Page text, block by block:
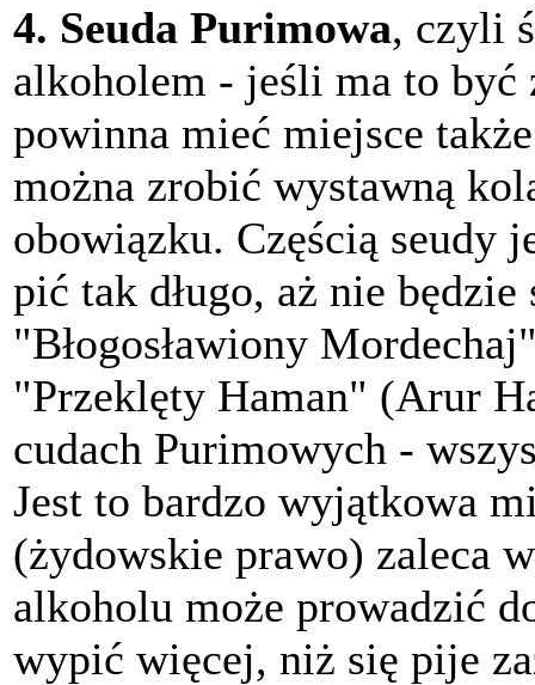
4. Seuda Purimowa, czyli
alkoholem - jeśli ma to
powinna mieć miejsce
można zrobić wystawną
obowiązku. Częścią seudy
pić tak długo, aż nie
"Błogosławiony
"Przeklęty Haman" (Arur
cudach Purimowych -
Jest to bardzo wyjątkowa
(żydowskie prawo) zaleca
alkoholu może prowadzić
wypić więcej, niż się pije